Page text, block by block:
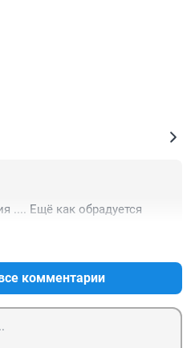
.... Ещё как обрадуется
комментарии